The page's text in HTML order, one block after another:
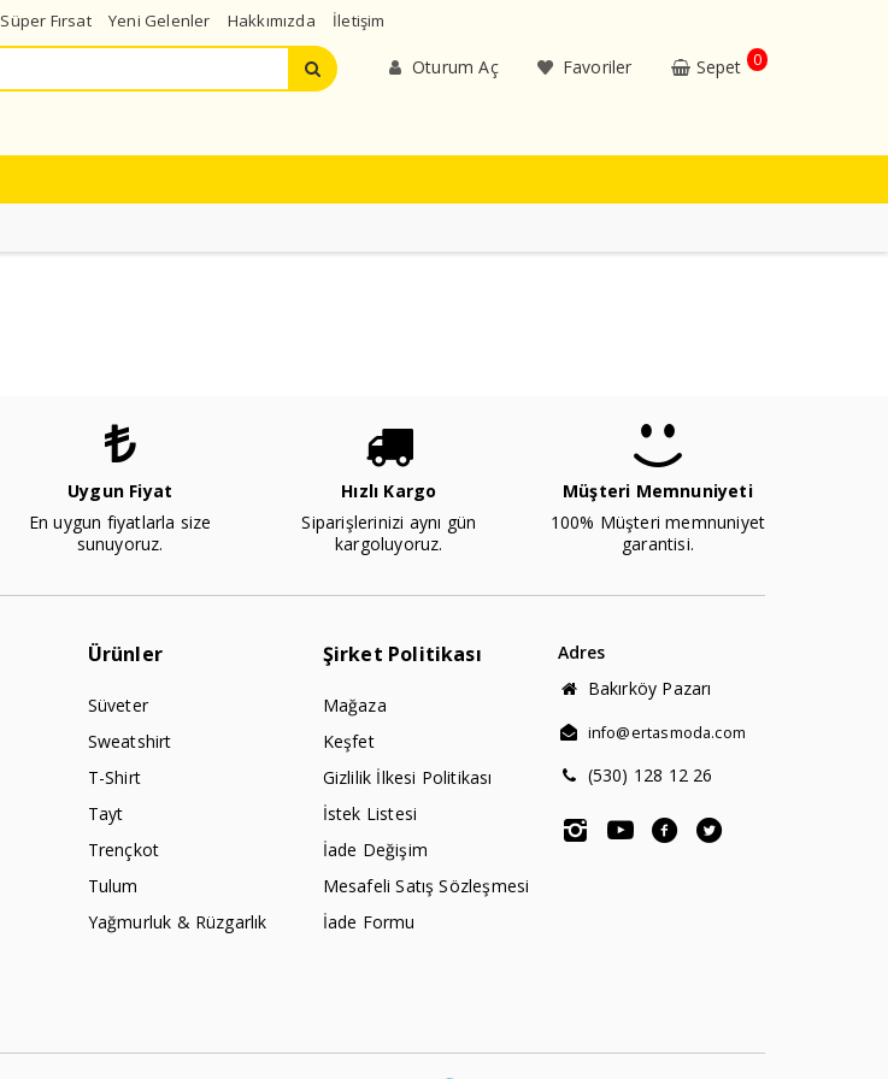
Süper Fırsat Yeni Gelenler Hakkımızda İletişim
Oturum Aç Favoriler Sepet 0
Uygun Fiyat
En uygun fiyatlarla size
sunuyoruz.
Hızlı Kargo
Siparişlerinizi aynı gün
kargoluyoruz.
Müşteri Memnuniyeti
100% Müşteri memnuniyet
garantisi.
Ürünler
Süveter
Sweatshirt
T-Shirt
Tayt
Trençkot
Tulum
Yağmurluk & Rüzgarlık
Şirket Politikası
Mağaza
Keşfet
Gizlilik İlkesi Politikası
İstek Listesi
İade Değişim
Mesafeli Satış Sözleşmesi
İade Formu
Adres
Bakırköy Pazarı
info@ertasmoda.com
(530) 128 12 26